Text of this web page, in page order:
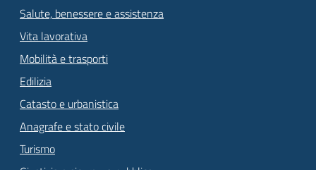
Salute, benessere e assistenza
Vita lavorativa
Mobilità e trasporti
Edilizia
Catasto e urbanistica
Anagrafe e stato civile
Turismo